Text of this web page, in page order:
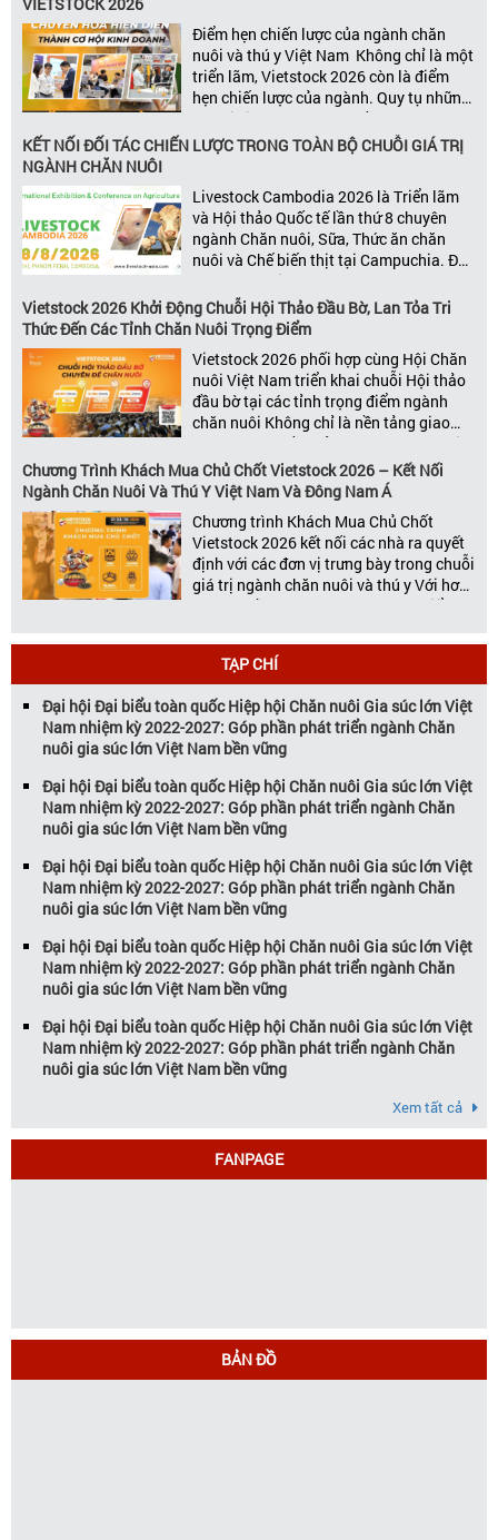
Điểm hẹn chiến lược của ngành chăn
nuôi và thú y Việt Nam Không chỉ là một
triển lãm, Vietstock 2026 còn là điểm
hẹn chiến lược của ngành. Quy tụ những
đơn vị kinh doanh hàng đầu, những lãnh
đạo và nhà cung cấp trong chuỗi giá
trị ngành, Vietstock mang đến nền tảng
giá trị […]
KẾT NỐI ĐỐI TÁC CHIẾN LƯỢC TRONG TOÀN BỘ CHUỖI GIÁ TRỊ
NGÀNH CHĂN NUÔI
Livestock Cambodia 2026 là Triển lãm
và Hội thảo Quốc tế lần thứ 8 chuyên
ngành Chăn nuôi, Sữa, Thức ăn chăn
nuôi và Chế biến thịt tại Campuchia. Đây
được đánh giá là một trong những sự
kiện thương mại thường niên uy tín và
đáng chú ý nhất của ngành nông nghiệp
– chăn […]
Vietstock 2026 Khởi Động Chuỗi Hội Thảo Đầu Bờ, Lan Tỏa Tri
Thức Đến Các Tỉnh Chăn Nuôi Trọng Điểm
Vietstock 2026 phối hợp cùng Hội Chăn
nuôi Việt Nam triển khai chuỗi Hội thảo
đầu bờ tại các tỉnh trọng điểm ngành
chăn nuôi Không chỉ là nền tảng giao
thương hàng đầu của ngành chăn nuôi
và thú y, Vietstock còn là triển lãm duy
nhất tại Việt Nam tổ chức thường niên
Chương Trình Khách Mua Chủ Chốt Vietstock 2026 – Kết Nối
Ngành Chăn Nuôi Và Thú Y Việt Nam Và Đông Nam Á
Chương trình Khách Mua Chủ Chốt
Vietstock 2026 kết nối các nhà ra quyết
định với các đơn vị trưng bày trong chuỗi
giá trị ngành chăn nuôi và thú y Với hơn
20 năm đồng hành cùng sự phát triển
Vietstock đã khẳng định vị thế là triển […]
TẠP CHÍ
Đại hội Đại biểu toàn quốc Hiệp hội Chăn nuôi Gia súc lớn Việt
Nam nhiệm kỳ 2022-2027: Góp phần phát triển ngành Chăn
nuôi gia súc lớn Việt Nam bền vững
Đại hội Đại biểu toàn quốc Hiệp hội Chăn nuôi Gia súc lớn Việt
Nam nhiệm kỳ 2022-2027: Góp phần phát triển ngành Chăn
nuôi gia súc lớn Việt Nam bền vững
Đại hội Đại biểu toàn quốc Hiệp hội Chăn nuôi Gia súc lớn Việt
Nam nhiệm kỳ 2022-2027: Góp phần phát triển ngành Chăn
nuôi gia súc lớn Việt Nam bền vững
Đại hội Đại biểu toàn quốc Hiệp hội Chăn nuôi Gia súc lớn Việt
Nam nhiệm kỳ 2022-2027: Góp phần phát triển ngành Chăn
nuôi gia súc lớn Việt Nam bền vững
Đại hội Đại biểu toàn quốc Hiệp hội Chăn nuôi Gia súc lớn Việt
Nam nhiệm kỳ 2022-2027: Góp phần phát triển ngành Chăn
nuôi gia súc lớn Việt Nam bền vững
Xem tất cả
FANPAGE
BẢN ĐỒ